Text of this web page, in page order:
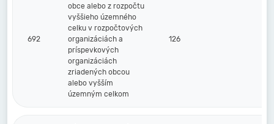
692
obce alebo z rozpočtu
vyššieho územného
celku v rozpočtových
organizáciách a
príspevkových
organizáciách
zriadených obcou
alebo vyšším
územným celkom
126